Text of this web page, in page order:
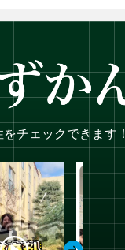
チェックできます！